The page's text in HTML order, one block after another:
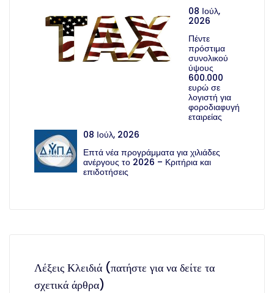
08 Ιούλ,
2026
Πέντε
πρόστιμα
συνολικού
ύψους
600.000
ευρώ σε
λογιστή για
φοροδιαφυγή
εταιρείας
08 Ιούλ, 2026
Επτά νέα προγράμματα για χιλιάδες
ανέργους το 2026 – Κριτήρια και
επιδοτήσεις
Λέξεις Κλειδιά (πατήστε για να δείτε τα
σχετικά άρθρα)